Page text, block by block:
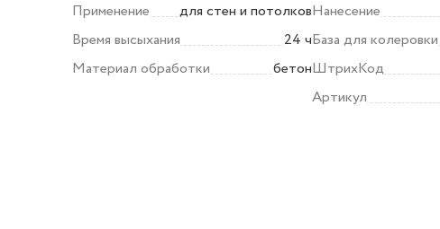
Применение
для стен и потолков
Время высыхания
24 ч
Материал обработки
бетон
Нанесение
База для колеровки
ШтрихКод
Артикул